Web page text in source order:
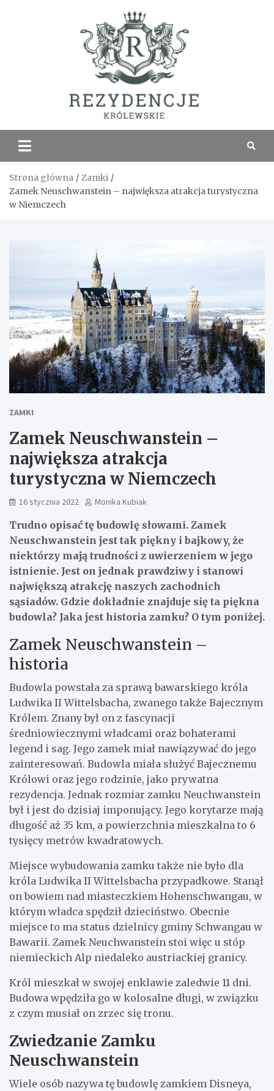
Strona główna
Zamki
Zamek Neuschwanstein – największa atrakcja turystyczna
w Niemczech
ZAMKI
Zamek Neuschwanstein –
największa atrakcja
turystyczna w Niemczech
16 stycznia 2022 Monika Kubiak
Trudno opisać tę budowlę słowami. Zamek
Neuschwanstein jest tak piękny i bajkowy, że
niektórzy mają trudności z uwierzeniem w jego
istnienie. Jest on jednak prawdziwy i stanowi
największą atrakcję naszych zachodnich
sąsiadów. Gdzie dokładnie znajduje się ta piękna
budowla? Jaka jest historia zamku? O tym poniżej.
Zamek Neuschwanstein –
historia
Budowla powstała za sprawą bawarskiego króla
Ludwika II Wittelsbacha, zwanego także Bajecznym
Królem. Znany był on z fascynacji
średniowiecznymi władcami oraz bohaterami
legend i sag. Jego zamek miał nawiązywać do jego
zainteresowań. Budowla miała służyć Bajecznemu
Królowi oraz jego rodzinie, jako prywatna
rezydencja. Jednak rozmiar zamku Neuchwanstein
był i jest do dzisiaj imponujący. Jego korytarze mają
długość aż 35 km, a powierzchnia mieszkalna to 6
tysięcy metrów kwadratowych.
Miejsce wybudowania zamku także nie było dla
króla Ludwika II Wittelsbacha przypadkowe. Stanął
on bowiem nad miasteczkiem Hohenschwangau, w
którym władca spędził dzieciństwo. Obecnie
miejsce to ma status dzielnicy gminy Schwangau w
Bawarii. Zamek Neuchwanstein stoi więc u stóp
niemieckich Alp niedaleko austriackiej granicy.
Król mieszkał w swojej enklawie zaledwie 11 dni.
Budowa wpędziła go w kolosalne długi, w związku
z czym musiał on zrzec się tronu.
Zwiedzanie Zamku
Neuschwanstein
Wiele osób nazywa tę budowlę zamkiem Disneya,